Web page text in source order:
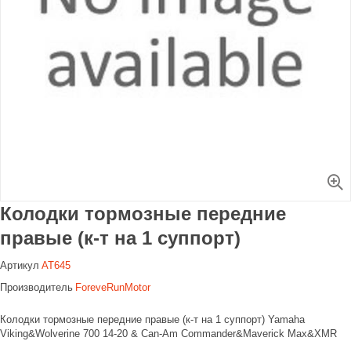
Колодки тормозные передние
правые (к-т на 1 суппорт)
Артикул AT645
Производитель ForeveRunMotor
Колодки тормозные передние правые (к-т на 1 суппорт) Yamaha
Viking&Wolverine 700 14-20 & Can-Am Commander&Maverick Max&XMR